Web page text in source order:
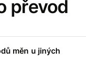
převod
měn u jiných